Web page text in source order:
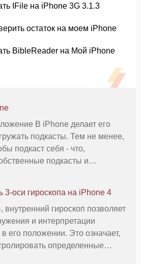
IFile на iPhone 3G 3.1.3
остаток на моем iPhone
BibleReader на Мой iPhone
В iPhone делает его
подкасты. Тем не менее,
подкаст себя - что,
подкасты и
для облегчения ва
3-оси гироскопа на iPhone 4
внутренний гироскоп позволяет
и интерпретации
его положении. Это означает,
определенные